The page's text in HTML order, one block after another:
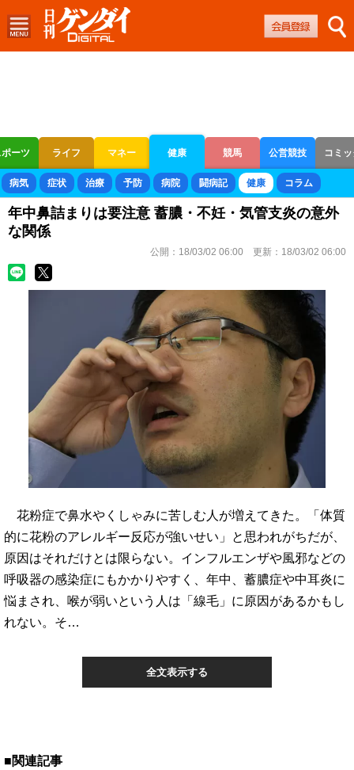
ーツ ライフ マネー 健康 競馬 公営競技 コミ
ボートレース 競輪 オートレース
病気 症状 治療 予防 病院 闘病記 健康 コラム
年中鼻詰まりは要注意 蓄膿・不妊・気管支炎の意外
な関係
公開： 18/03/02 06:00 更新： 18/03/02 06:00
花粉症で鼻水やくしゃみに苦しむ人が増えてきた。「体質
的に花粉のアレルギー反応が強いせい」と思われがちだが、
原因はそれだけとは限らない。インフルエンザや風邪などの
呼吸器の感染症にもかかりやすく、年中、蓄膿症や中耳炎に
悩まされ、喉が弱いという人は「線毛」に原因があるかもし
れない。そ…
全文表示する
■関連記事